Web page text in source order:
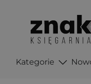
Kategorie